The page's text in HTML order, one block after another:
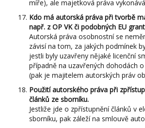
míře), ale majetková práva
Kdo má autorská práva při tvorbě
např. z OP VK či podobných EU
Autorská práva osobnostní se
závisí na tom, za jakých podmínek
jestli byly uzavřeny nějaké licenční
případně na uzavřených dohodách
(pak je majitelem autorských práv
Použití autorského práva při
článků ze sborníku.
Jestliže jde o zpřístupnění článků v
sborníku, pak záleží na smlouvě